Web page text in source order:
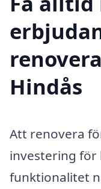
Hindås
Att renovera
investering för
funktionalitet